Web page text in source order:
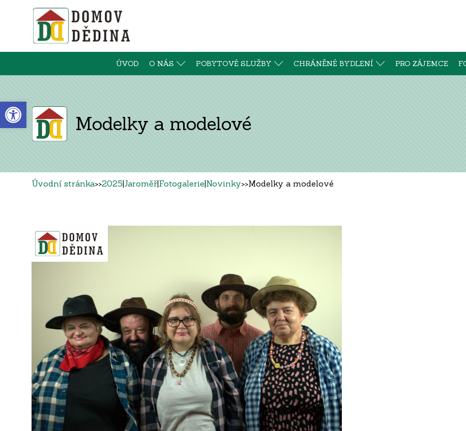
Open toolbar
ÚVOD O NÁS POBYTOVÉ SLUŽBY CHRÁNĚNÉ BYDLENÍ PRO ZÁJEMCE
Modelky a modelové
Úvodní stránka>>2025|Jaroměř|Fotogalerie|Novinky>>Modelky a modelové